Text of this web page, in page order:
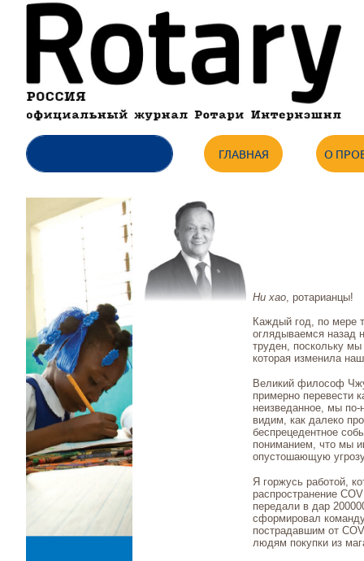
ГЛАВНАЯ О
Ни хао, ротарианцы!
Каждый год, по мере
оглядываемся назад
труден, поскольку
которая изменила
Великий философ
примерно перевести
неизведанное, мы
видим, как далеко
беспрецедентное
пониманием, что мы
опустошающую
Я горжусь работой,
распространение
передали в дар
сформировал
пострадавшим от
людям покупки из